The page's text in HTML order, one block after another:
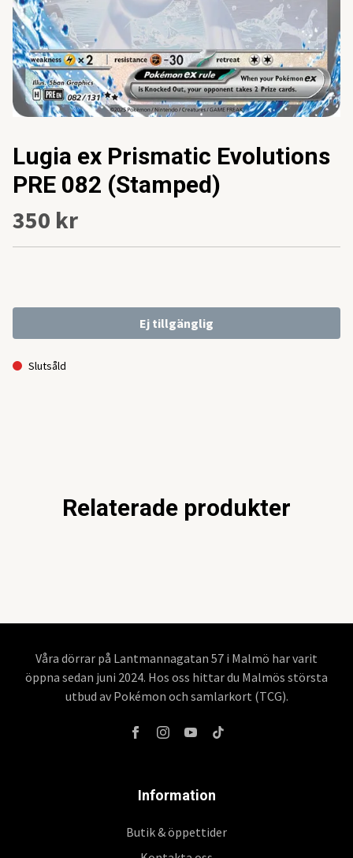
Lugia ex Prismatic Evolutions
PRE 082 (Stamped)
350 kr
Ej tillgänglig
Slutsåld
Relaterade produkter
Våra dörrar på Lantmannagatan 57 i Malmö har varit
öppna sedan juni 2024. Hos oss hittar du Malmös största
utbud av Pokémon och samlarkort (TCG).
Information
Butik & öppettider